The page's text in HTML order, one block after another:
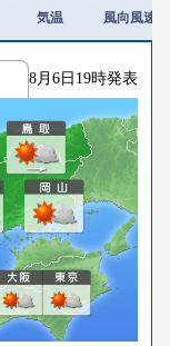
気温 風向風速
8月6日19時発表